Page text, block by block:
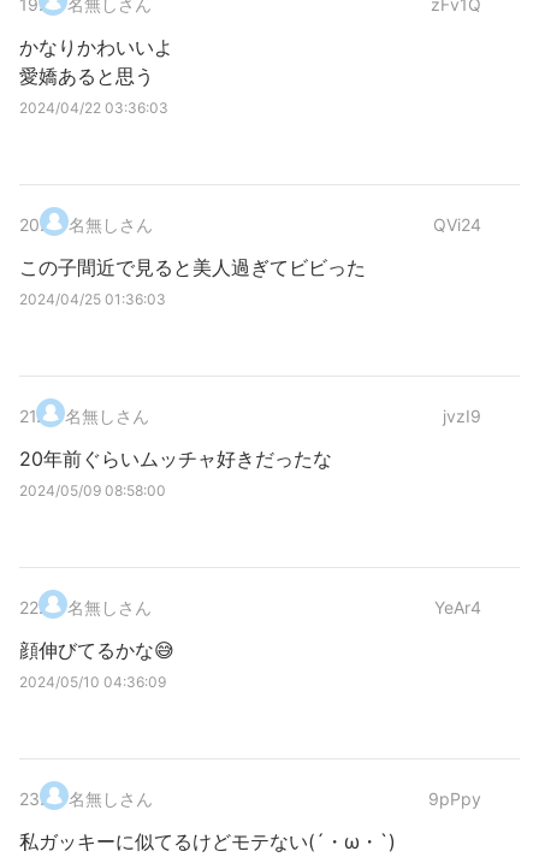
かなりかわいいよ
愛嬌あると思う
2024/04/22 03:36:03
20. 名無しさん QVi24
この子間近で見ると美人過ぎてビビった
2024/04/25 01:36:03
21. 名無しさん jvzI9
20年前ぐらいムッチャ好きだったな
2024/05/09 08:58:00
22. 名無しさん YeAr4
顔伸びてるかな😅
2024/05/10 04:36:09
23. 名無しさん 9pPpy
私ガッキーに似てるけどモテない(´・ω・`)